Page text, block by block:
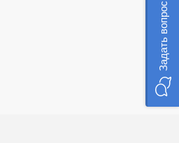
Задать вопрос